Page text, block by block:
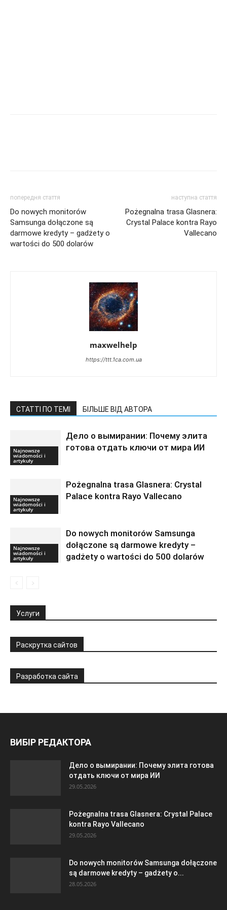
попередня стаття
Do nowych monitorów
Samsunga dołączone są
darmowe kredyty – gadżety o
wartości do 500 dolarów
наступна стаття
Pożegnalna trasa Glasnera:
Crystal Palace kontra Rayo
Vallecano
maxwelhelp
https://ttt.1ca.com.ua
СТАТТІ ПО ТЕМІ БІЛЬШЕ ВІД АВТОРА
Najnowsze
wiadomości i
artykuły
Дело о вымирании: Почему элита
готова отдать ключи от мира ИИ
Najnowsze
wiadomości i
artykuły
Pożegnalna trasa Glasnera: Crystal
Palace kontra Rayo Vallecano
Najnowsze
wiadomości i
artykuły
Do nowych monitorów Samsunga
dołączone są darmowe kredyty –
gadżety o wartości do 500 dolarów
Услуги
Раскрутка сайтов
Разработка сайта
ВИБІР РЕДАКТОРА
Дело о вымирании: Почему элита готова
отдать ключи от мира ИИ
29.05.2026
Pożegnalna trasa Glasnera: Crystal Palace
kontra Rayo Vallecano
29.05.2026
Do nowych monitorów Samsunga dołączone
są darmowe kredyty – gadżety o...
28.05.2026